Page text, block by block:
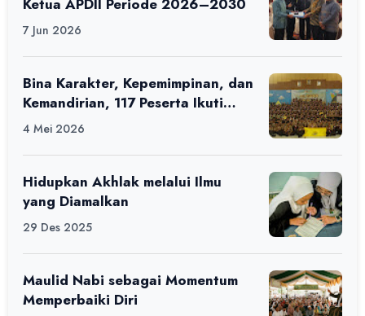
7 Jun 2026
Bina Karakter, Kepemimpinan, dan
Kemandirian, 117 Peserta Ikuti
Alfaro Camp di MAN 1 Darussalam
4 Mei 2026
Hidupkan Akhlak melalui Ilmu
yang Diamalkan
29 Des 2025
Maulid Nabi sebagai Momentum
Memperbaiki Diri